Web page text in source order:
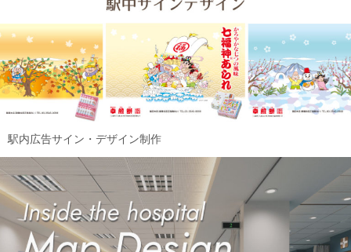
駅内広告サイン・デザイン制作